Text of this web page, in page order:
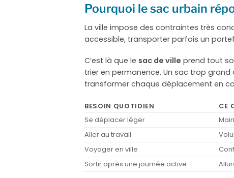
Pourquoi le sac urbain
La ville impose des contraintes très
accessible, transporter parfois un
C’est là que le sac de ville prend tout
trier en permanence. Un sac trop
transformer chaque déplacement en
BESOIN QUOTIDIEN CE
Se déplacer léger
Aller au travail
Voyager en ville
Sortir après une journée active